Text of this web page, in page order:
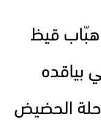
قيظ
بياقده
الحضيض